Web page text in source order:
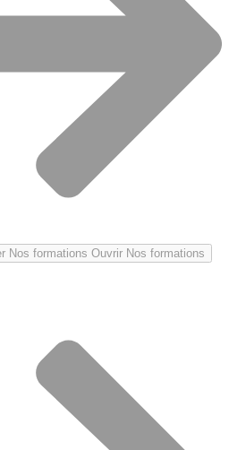
Nos formations Ouvrir Nos formations